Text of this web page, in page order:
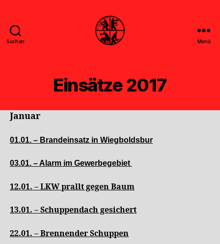
Suchen Menü
Einsätze 2017
Januar
01.01. – Brandeinsatz in Wiegboldsbur
03.01. – Alarm im Gewerbegebiet
12.01. – LKW prallt gegen Baum
13.01. – Schuppendach gesichert
22.01. – Brennender Schuppen